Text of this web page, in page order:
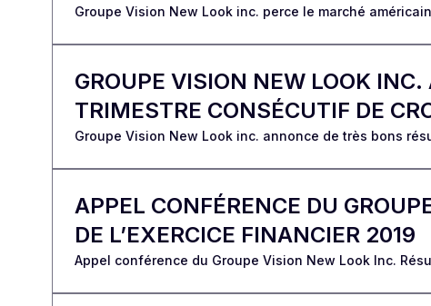
Groupe Vision New Look inc. perce le marché
GROUPE VISION NEW LOOK
TRIMESTRE CONSÉCUTIF DE
Groupe Vision New Look inc. annonce de très bons
APPEL CONFÉRENCE DU
DE L’EXERCICE FINANCIER 2019
Appel conférence du Groupe Vision New Look Inc.